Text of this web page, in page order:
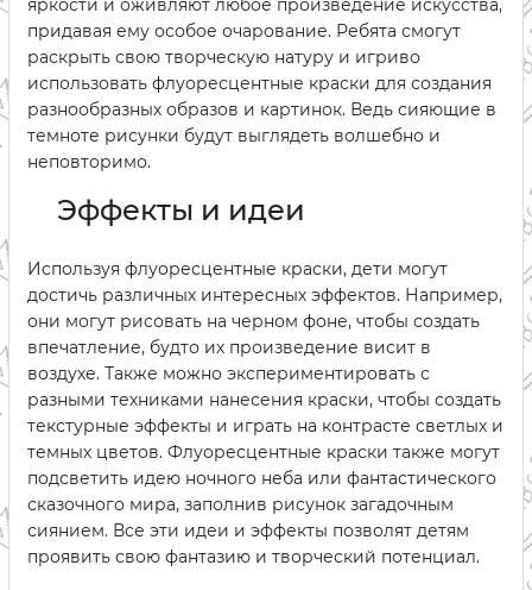
яркости и оживляют любое произведение искусства,
придавая ему особое очарование. Ребята смогут
раскрыть свою творческую натуру и игриво
использовать флуоресцентные краски для создания
разнообразных образов и картинок. Ведь сияющие в
темноте рисунки будут выглядеть волшебно и
неповторимо.
Эффекты и идеи
Используя флуоресцентные краски, дети могут
достичь различных интересных эффектов. Например,
они могут рисовать на черном фоне, чтобы создать
впечатление, будто их произведение висит в
воздухе. Также можно экспериментировать с
разными техниками нанесения краски, чтобы создать
текстурные эффекты и играть на контрасте светлых и
темных цветов. Флуоресцентные краски также могут
подсветить идею ночного неба или фантастического
сказочного мира, заполнив рисунок загадочным
сиянием. Все эти идеи и эффекты позволят детям
проявить свою фантазию и творческий потенциал.